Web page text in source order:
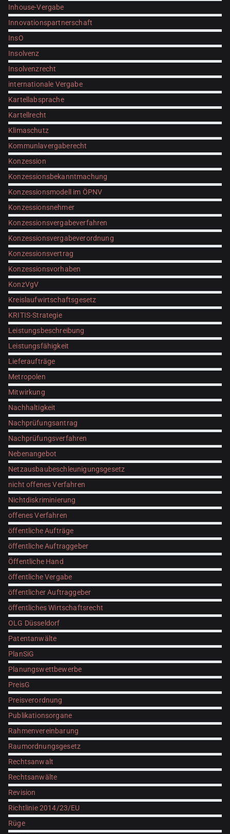
Inhouse-Vergabe
Innovationspartnerschaft
InsO
Insolvenz
Insolvenzrecht
internationale Vergabe
Kartellabsprache
Kartellrecht
Klimaschutz
Kommunlavergaberecht
Konzession
Konzessionsbekanntmachung
Konzessionsmodell im ÖPNV
Konzessionsnehmer
Konzessionsvergabeverfahren
Konzessionsvergabeverordnung
Konzessionsvertrag
Konzessionsvorhaben
KonzVgV
Kreislaufwirtschaftsgesetz
KRITIS-Strategie
Leistungsbeschreibung
Leistungsfähigkeit
Lieferaufträge
Metropolen
Mitwirkung
Nachhaltigkeit
Nachprüfungsantrag
Nachprüfungsverfahren
Nebenangebot
Netzausbaubeschleunigungsgesetz
nicht offenes Verfahren
Nichtdiskriminierung
offenes Verfahren
öffentliche Aufträge
öffentliche Auftraggeber
Öffentliche Hand
öffentliche Vergabe
öffentlicher Auftraggeber
öffentliches Wirtschaftsrecht
OLG Düsseldorf
Patentanwälte
PlanSiG
Planungswettbewerbe
PreisG
Preisverordnung
Publikationsorgane
Rahmenvereinbarung
Raumordnungsgesetz
Rechtsanwalt
Rechtsanwälte
Revision
Richtlinie 2014/23/EU
Rüge